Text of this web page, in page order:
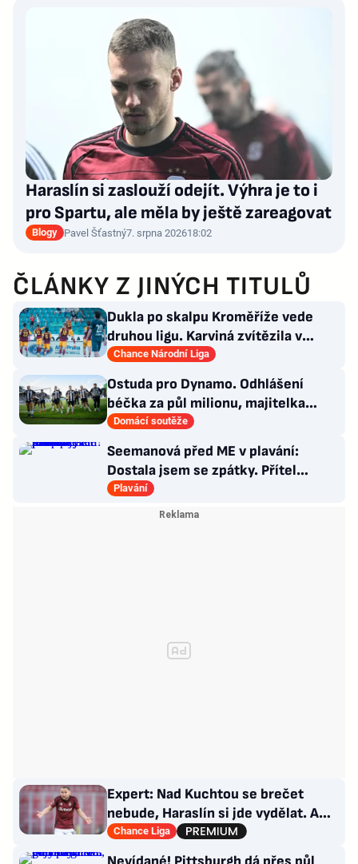
Haraslín si zaslouží odejít. Výhra je to i
pro Spartu, ale měla by ještě zareagovat
Blogy Pavel Šťastný7. srpna 202618:02
ČLÁNKY Z JINÝCH TITULŮ
Dukla po skalpu Kroměříže vede
druhou ligu. Karviná zvítězila v
Prostějově, remíza Ústí
Chance Národní Liga
Ostuda pro Dynamo. Odhlášení
béčka za půl milionu, majitelka
odmítla nabídku kraje
Domácí soutěže
Seemanová před ME v plavání:
Dostala jsem se zpátky. Přítel
Choupenitch? Motivuje mě
Plavání
Expert: Nad Kuchtou se brečet
nebude, Haraslín si jde vydělat. A
ambice na titul? Až za rok
Chance Liga